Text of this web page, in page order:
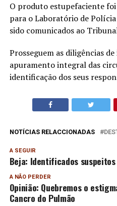
O produto estupefaciente
para o Laboratório de
sido comunicados ao
Prosseguem as diligências
apuramento integral das
identificação dos seus
NOTÍCIAS RELACCIONADAS
A SEGUIR
Beja: Identificados
A NÃO PERDER
Opinião: Quebremos o
Cancro do Pulmão